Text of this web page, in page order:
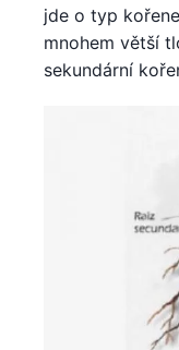
jde o typ
mnohem větší
sekundární